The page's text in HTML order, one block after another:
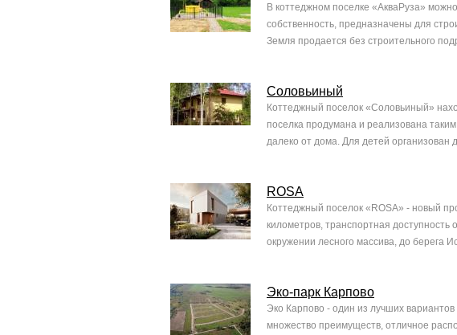
В коттеджном поселке «АкваРуза»
собственность, предназначены для
Земля продается без строительного
Соловьиный
Коттеджный поселок «Соловьиный»
поселка продумана и реализована
далеко от дома. Для детей организован
ROSA
Коттеджный поселок «ROSA» - новый
километров, транспортная
окружении лесного массива, до берега
Эко-парк Карпово
Эко Карпово - один из лучших
множество преимуществ, отличное